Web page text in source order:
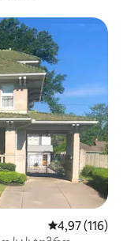
საშუალო
4,97 (116)